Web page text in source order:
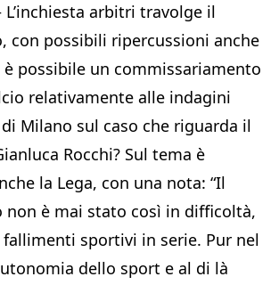
L’inchiesta arbitri travolge il
con possibili ripercussioni anche
è possibile un commissariamento
relativamente alle indagini
Milano sul caso che riguarda il
Rocchi? Sul tema è
la Lega, con una nota: “Il
non è mai stato così in difficoltà,
sportivi in serie. Pur nel
dello sport e al di là